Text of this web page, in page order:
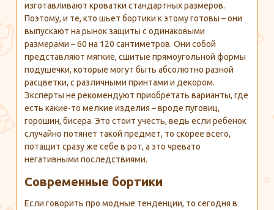
изготавливают кроватки стандартных размеров.
Поэтому, и те, кто шьет бортики к этому готовы – они
выпускают на рынок защиты с одинаковыми
размерами – 60 на 120 сантиметров. Они собой
представляют мягкие, сшитые прямоугольной формы
подушечки, которые могут быть абсолютно разной
расцветки, с различными принтами и декором.
Эксперты не рекомендуют приобретать варианты, где
есть какие-то мелкие изделия – вроде пуговиц,
горошин, бисера. Это стоит учесть, ведь если ребенок
случайно потянет такой предмет, то скорее всего,
потащит сразу же себе в рот, а это чревато
негативными последствиями.
Современные бортики
Если говорить про модные тенденции, то сегодня в